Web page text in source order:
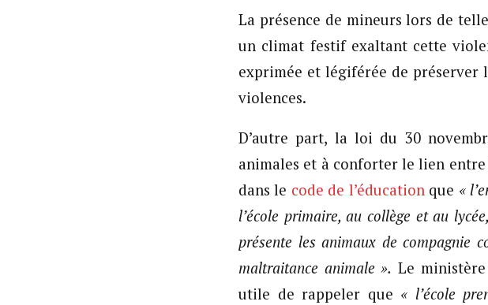
La présence de mineurs lors de
un climat festif exaltant cette
exprimée et légiférée de préserver
violences.
D’autre part, la loi du 30
animales et à conforter le lien
dans le code de l’éducationque «
l’école primaire, au collège et au
présente les animaux de compagnie
maltraitance animale ». Le
utile de rappeler que « l’école